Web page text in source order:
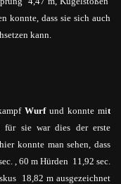
konnte, dass sie sich auch
kann.
Wurfund konnte mit
für sie war dies der erste
konnte man sehen, dass
. , 60 m Hürden 11,92 sec.
18,82 m ausgezeichnet